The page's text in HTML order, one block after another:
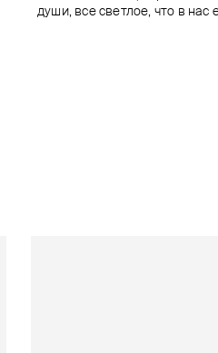
души, все светлое, что в нас